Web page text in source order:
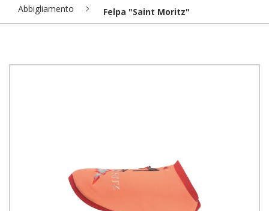
Abbigliamento
Felpa "Saint Moritz"